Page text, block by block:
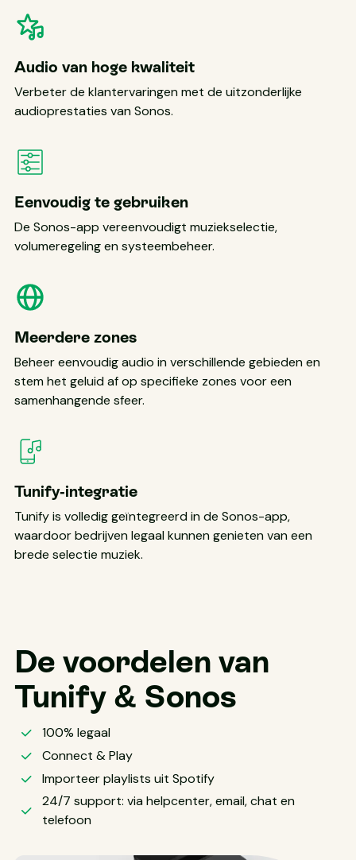
Audio van hoge kwaliteit
Verbeter de klantervaringen met de uitzonderlijke
audioprestaties van Sonos.
Eenvoudig te gebruiken
De Sonos-app vereenvoudigt muziekselectie,
volumeregeling en systeembeheer.
Meerdere zones
Beheer eenvoudig audio in verschillende gebieden en
stem het geluid af op specifieke zones voor een
samenhangende sfeer.
Tunify-integratie
Tunify is volledig geïntegreerd in de Sonos-app,
waardoor bedrijven legaal kunnen genieten van een
brede selectie muziek.
De voordelen van
Tunify & Sonos
100% legaal
Connect & Play
Importeer playlists uit Spotify
24/7 support: via helpcenter, email, chat en
telefoon